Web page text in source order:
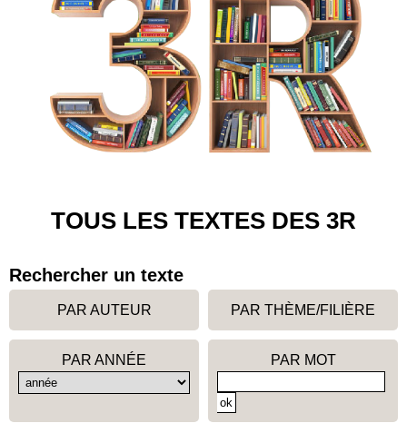
TOUS LES TEXTES DES 3R
Rechercher un texte
PAR AUTEUR PAR THÈME/FILIÈRE
PAR ANNÉE PAR MOT